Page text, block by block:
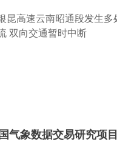
气象数据交易研究项